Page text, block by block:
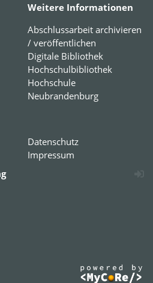
Weitere Informationen
Abschlussarbeit archivieren
/ veröffentlichen
Digitale Bibliothek
Hochschulbibliothek
Hochschule
Neubrandenburg
Datenschutz
Impressum